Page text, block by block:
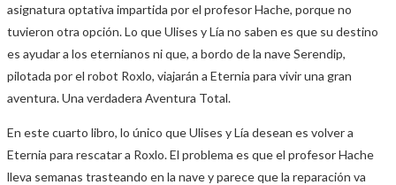
asignatura optativa impartida por el profesor Hache, porque no
tuvieron otra opción. Lo que Ulises y Lía no saben es que su destino
es ayudar a los eternianos ni que, a bordo de la nave Serendip,
pilotada por el robot Roxlo, viajarán a Eternia para vivir una gran
aventura. Una verdadera Aventura Total.
En este cuarto libro, lo único que Ulises y Lía desean es volver a
Eternia para rescatar a Roxlo. El problema es que el profesor Hache
lleva semanas trasteando en la nave y parece que la reparación va